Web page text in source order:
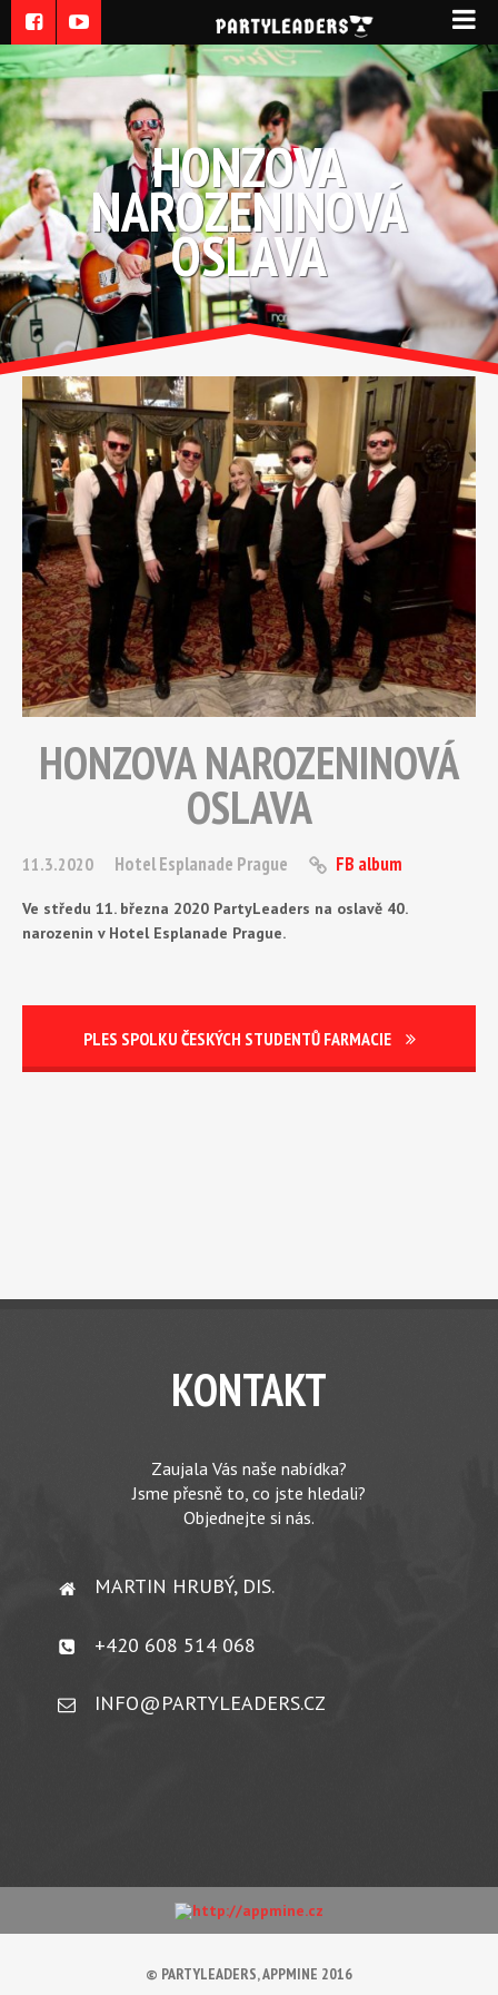
HONZOVA
NAROZENINOVÁ
OSLAVA
HONZOVA NAROZENINOVÁ
OSLAVA
11.3.2020 Hotel Esplanade Prague FB album
Ve středu 11. března 2020 PartyLeaders na oslavě 40.
narozenin v Hotel Esplanade Prague.
PLES SPOLKU ČESKÝCH STUDENTŮ FARMACIE
KONTAKT
Zaujala Vás naše nabídka?
Jsme přesně to, co jste hledali?
Objednejte si nás.
MARTIN HRUBÝ, DIS.
+420 608 514 068
INFO@PARTYLEADERS.CZ
© PARTYLEADERS, APPMINE 2016